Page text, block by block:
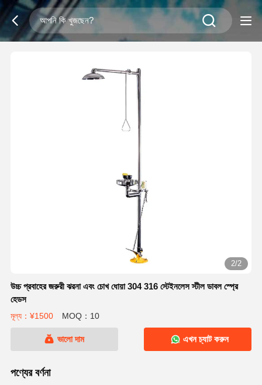
2/2
উচ্চ প্রবাহের জরুরী ঝরনা এবং চোখ ধোয়া 304 316 স্টেইনলেস স্টীল ডাবল স্প্রে
হেডস
মূল্য：¥1500 MOQ：10
ভালো দাম এখন চ্যাট করুন
পণ্যের বর্ণনা